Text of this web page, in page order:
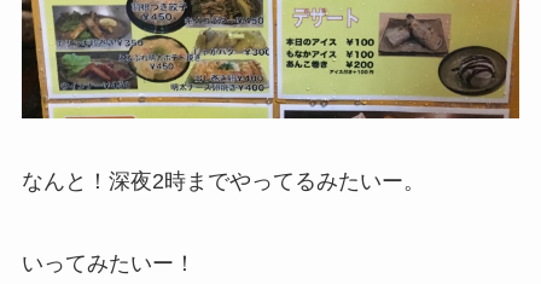
なんと！深夜2時までやってるみたいー。
いってみたいー！